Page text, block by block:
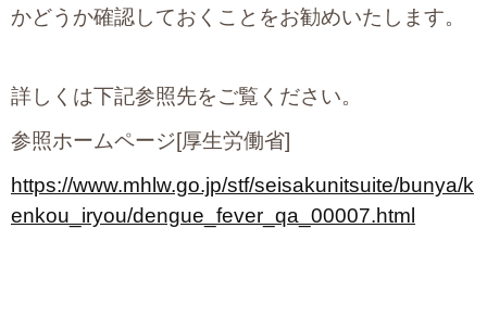
かどうか確認しておくことをお勧めいたします。
詳しくは下記参照先をご覧ください。
参照ホームページ[厚生労働省]
https://www.mhlw.go.jp/stf/seisakunitsuite/bunya/k
enkou_iryou/dengue_fever_qa_00007.html